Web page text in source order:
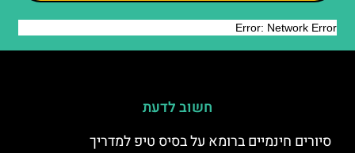
חשוב לדעת
סיורים חינמיים ברומא על בסיס טיפ למדריך